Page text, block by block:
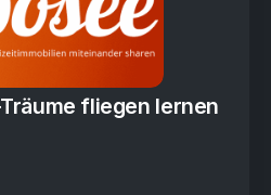
fliegen lernen